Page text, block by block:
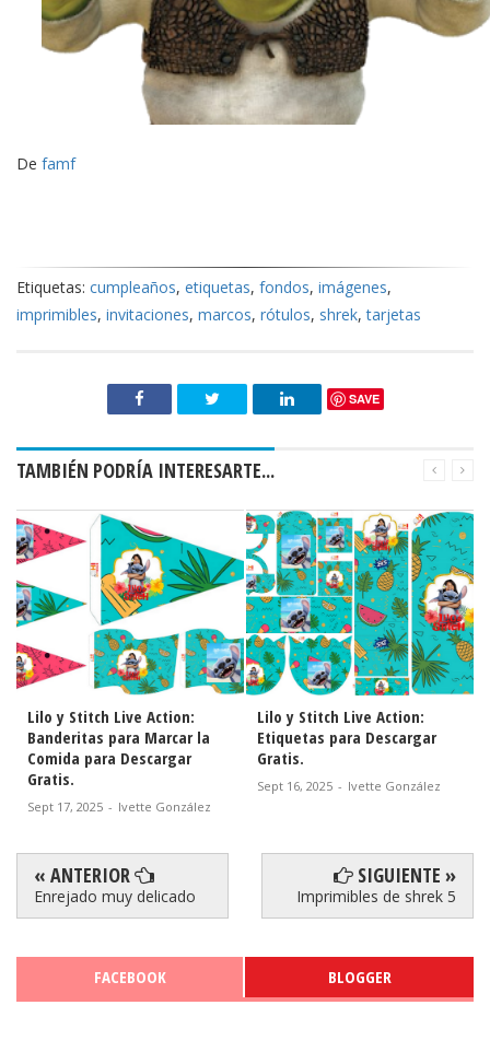
De famf
Etiquetas: cumpleaños, etiquetas, fondos, imágenes,
imprimibles, invitaciones, marcos, rótulos, shrek,tarjetas
SAVE
TAMBIÉN PODRÍA INTERESARTE...
Lilo y Stitch Live Action:
Banderitas para Marcar la
Comida para Descargar
Gratis.
Sept 17, 2025 - Ivette González
Lilo y Stitch Live Action:
Etiquetas para Descargar
Gratis.
Sept 16, 2025 - Ivette González
« ANTERIOR
Enrejado muy delicado
SIGUIENTE »
Imprimibles de shrek 5
FACEBOOK BLOGGER